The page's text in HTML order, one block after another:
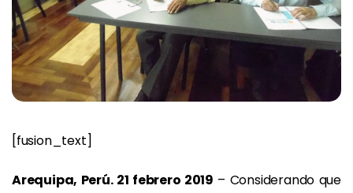
[fusion_text]
Arequipa, Perú. 21 febrero 2019 – Considerando que